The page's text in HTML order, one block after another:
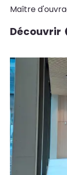
Maître
Découvrir